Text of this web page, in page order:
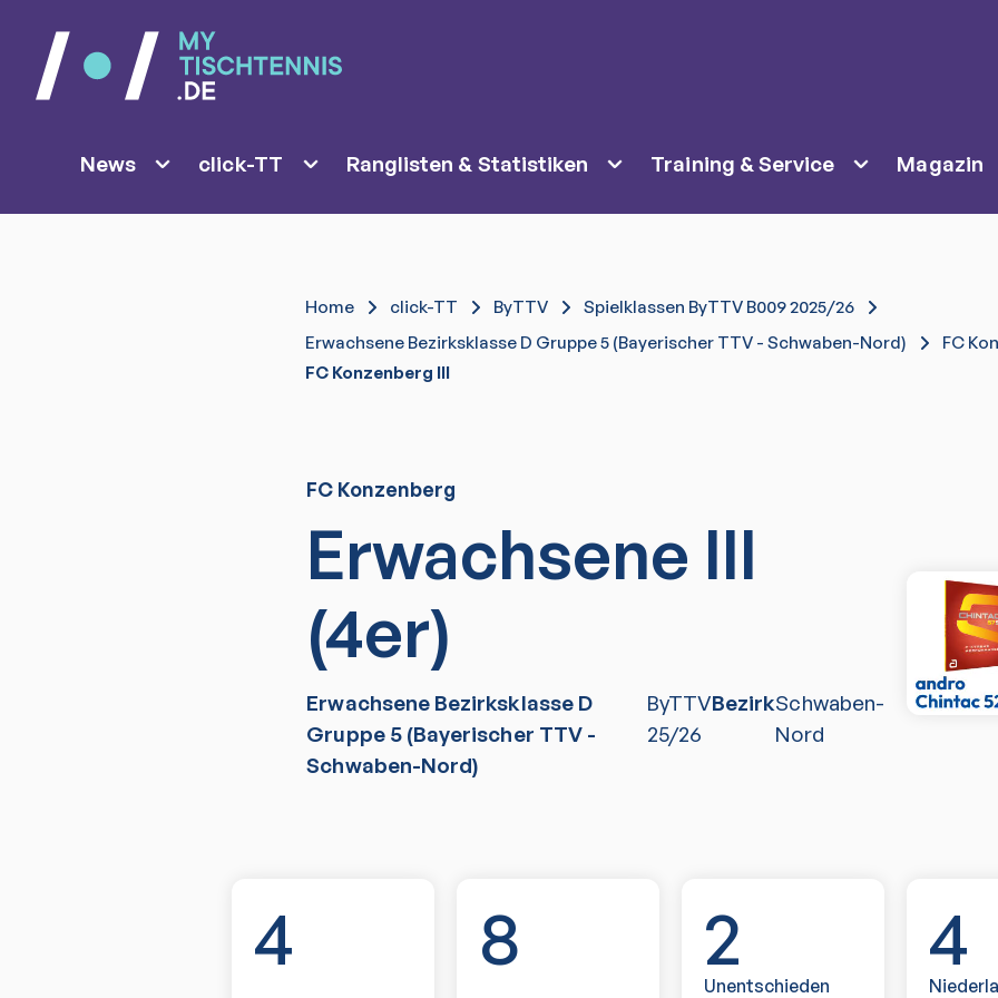
News click-TT Ranglisten & Statistiken Training & Service Magazin
Home click-TT ByTTV
Spielklassen ByTTV B009 2025/26
Erwachsene Bezirksklasse D Gruppe 5 (Bayerischer TTV - Schwaben-Nord)
FC
FC Konzenberg III
FC Konzenberg
Erwachsene III
(4er)
Erwachsene Bezirksklasse D
Gruppe 5 (Bayerischer TTV -
Schwaben-Nord)
ByTTV
25/26
BezirkSchwaben-
Nord
4 8 2
Unentschieden
4